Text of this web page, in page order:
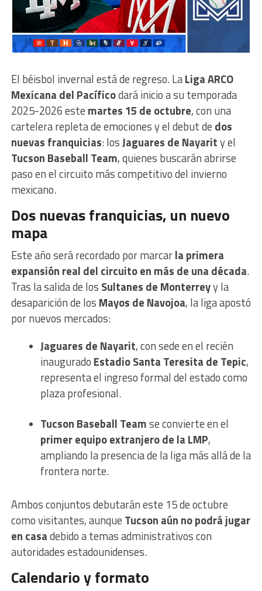
El béisbol invernal está de regreso. LaLiga ARCO
Mexicana del Pacíficodará inicio a su temporada
2025-2026 este martes 15 de octubre, con una
cartelera repleta de emociones y el debut de dos
nuevas franquicias: losJaguares de Nayarity el
Tucson Baseball Team, quienes buscarán abrirse
paso en el circuito más competitivo del invierno
mexicano.
Dos nuevas franquicias, un nuevo
mapa
Este año será recordado por marcarla primera
expansión real del circuito en más de una década.
Tras la salida de los Sultanes de Monterreyy la
desaparición de los Mayos de Navojoa, la liga apostó
por nuevos mercados:
Jaguares de Nayarit, con sede en el recién
inaugurado Estadio Santa Teresita de Tepic,
representa el ingreso formal del estado como
plaza profesional.
Tucson Baseball Teamse convierte en el
primer equipo extranjero de la LMP,
ampliando la presencia de la liga más allá de la
frontera norte.
Ambos conjuntos debutarán este 15 de octubre
como visitantes, aunque Tucson aún no podrá jugar
en casadebido a temas administrativos con
autoridades estadounidenses.
Calendario y formato